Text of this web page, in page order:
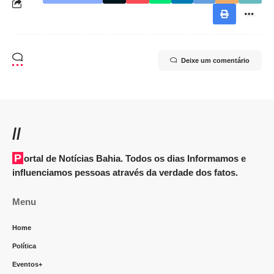
Deixe um comentário
//
Portal de Notícias Bahia. Todos os dias Informamos e
influenciamos pessoas através da verdade dos fatos.
Menu
Home
Política
Eventos+